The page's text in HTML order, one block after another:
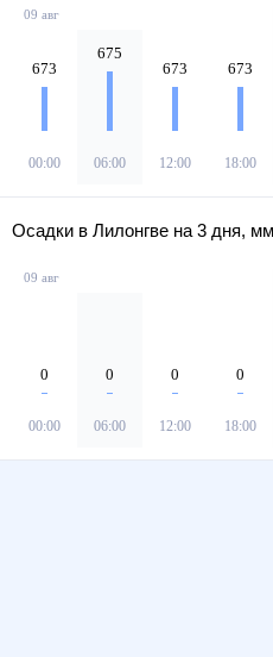
09 авг
673
00:00
675
06:00
673
12:00
673
18:00
Осадки в Лилонгве на 3 дня, мм
09 авг
0
00:00
0
06:00
0
12:00
0
18:00